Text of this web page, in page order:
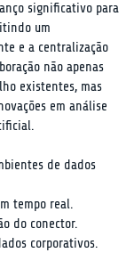
significativo para
um
e a centralização
não apenas
existentes, mas
em análise
de dados
tempo real.
do conector.
corporativos.